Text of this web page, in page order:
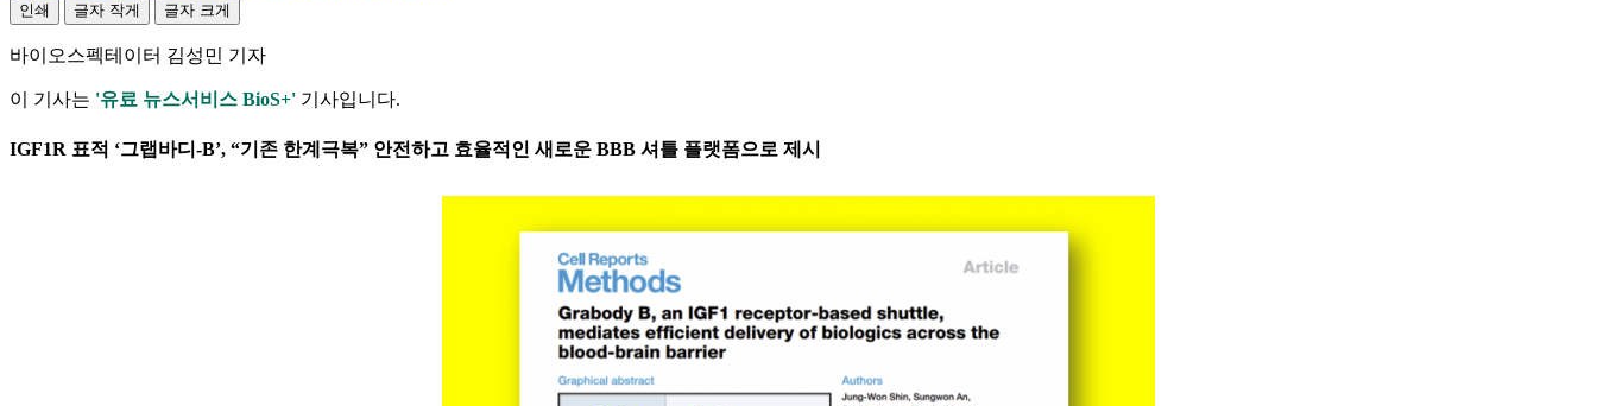
인쇄 글자 작게 글자 크게
바이오스펙테이터 김성민 기자
이 기사는 '유료 뉴스서비스 BioS+' 기사입니다.
IGF1R 표적 ‘그랩바디-B’, “기존 한계극복” 안전하고 효율적인 새로운 BBB 셔틀 플랫폼으로 제시